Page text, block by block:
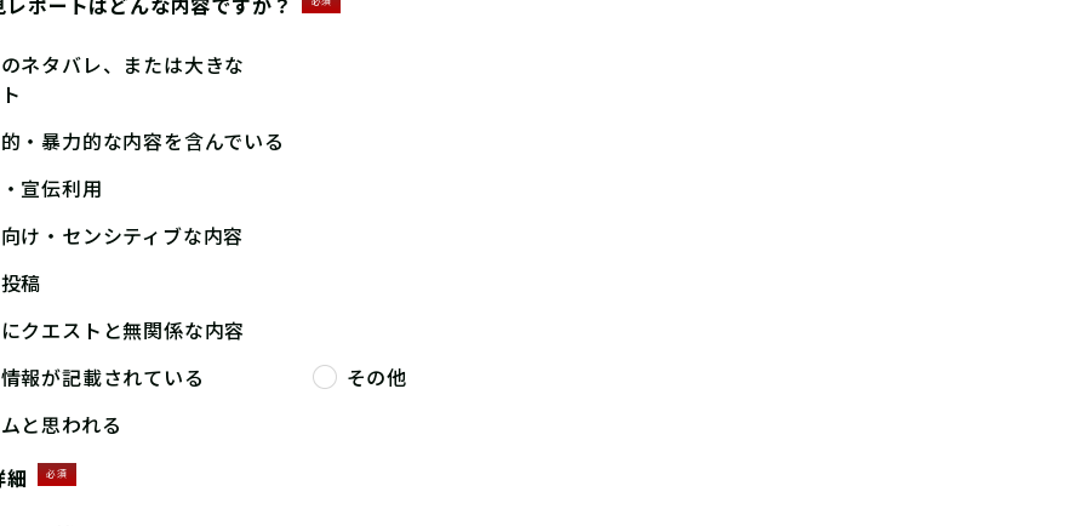
ネタバレ、または大きな
・暴力的な内容を含んでいる
宣伝利用
け・センシティブな内容
稿
クエストと無関係な内容
報が記載されている
その他
と思われる
細
必須